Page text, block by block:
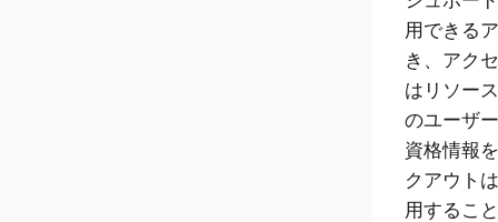
用できる
き、アク
はリソー
のユーザ
資格情報
クアウト
用するこ